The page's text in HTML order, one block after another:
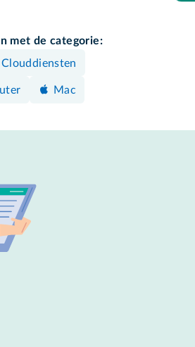
met de categorie:
Clouddiensten
Mac